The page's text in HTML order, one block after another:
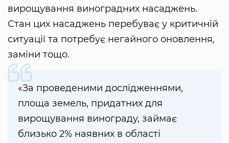
вирощування виноградних насаджень.
Стан цих насаджень перебуває у критичній
ситуації та потребує негайного оновлення,
заміни тощо.
«За проведеними дослідженнями,
площа земель, придатних для
вирощування винограду, займає
близько 2% наявних в області